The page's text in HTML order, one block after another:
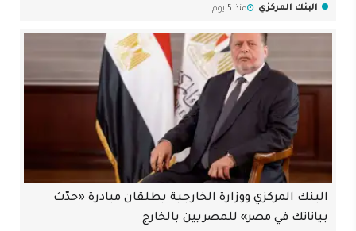
البنك المركزي منذ 5 يوم
البنك المركزي ووزارة الخارجية يطلقان مبادرة «حدّث
بياناتك في مصر» للمصريين بالخارج